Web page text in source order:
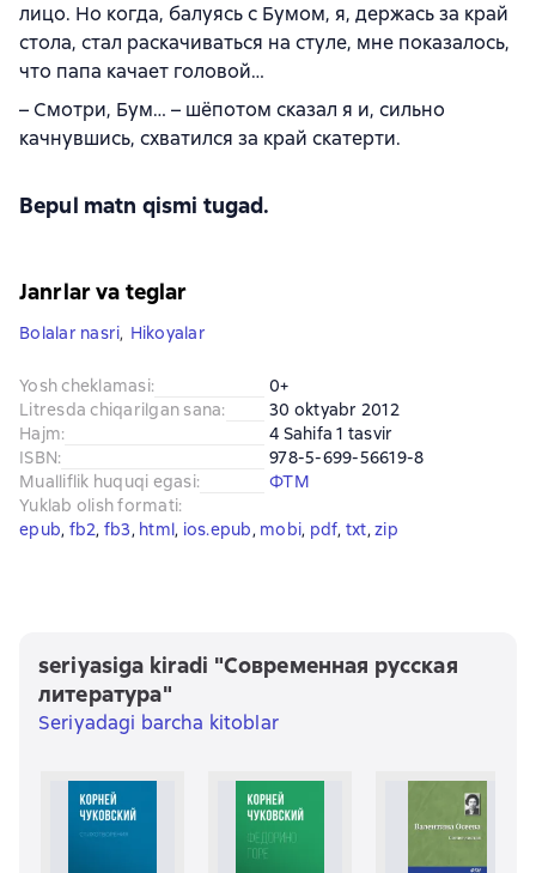
лицо. Но когда, балуясь с Бумом, я, держась за край
стола, стал раскачиваться на стуле, мне показалось,
что папа качает головой…
– Смотри, Бум… – шёпотом сказал я и, сильно
качнувшись, схватился за край скатерти.
Bepul matn qismi tugad.
Janrlar va teglar
Bolalar nasri, Hikoyalar
Yosh cheklamasi:
0+
Litresda chiqarilgan sana:
30 oktyabr 2012
Hajm:
4 Sahifa 1 tasvir
ISBN:
978-5-699-56619-8
Mualliflik huquqi egasi:
ФТМ
Yuklab olish formati:
epub, fb2, fb3, html, ios.epub, mobi, pdf, txt, zip
seriyasiga kiradi "Современная русская
литература"
Seriyadagi barcha kitoblar